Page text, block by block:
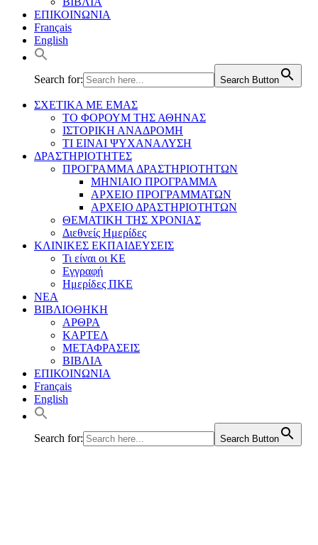
ΕΠΙΚΟΙΝΩΝΙΑ
Français
English
Search for: Search Button
ΣΧΕΤΙΚΑ ΜΕ ΕΜΑΣ
ΤΟ ΦΟΡΟΥΜ ΤΗΣ ΑΘΗΝΑΣ
ΙΣΤΟΡΙΚΗ ΑΝΑΔΡΟΜΗ
ΤΙ ΕΙΝΑΙ ΨΥΧΑΝΑΛΥΣΗ
ΔΡΑΣΤΗΡΙΟΤΗΤΕΣ
ΠΡΟΓΡΑΜΜΑ ΔΡΑΣΤΗΡΙΟΤΗΤΩΝ
ΜΗΝΙΑΙΟ ΠΡΟΓΡΑΜΜΑ
ΑΡΧΕΙΟ ΠΡΟΓΡΑΜΜΑΤΩΝ
ΑΡΧΕΙΟ ΔΡΑΣΤΗΡΙΟΤΗΤΩΝ
ΘΕΜΑΤΙΚΗ ΤΗΣ ΧΡΟΝΙΑΣ
Διεθνείς Ημερίδες
ΚΛΙΝΙΚΕΣ ΕΚΠΑΙΔΕΥΣΕΙΣ
Τι είναι οι ΚΕ
Εγγραφή
Ημερίδες ΠΚΕ
ΝΕΑ
ΒΙΒΛΙΟΘΗΚΗ
ΑΡΘΡΑ
ΚΑΡΤΕΛ
ΜΕΤΑΦΡΑΣΕΙΣ
ΒΙΒΛΙΑ
ΕΠΙΚΟΙΝΩΝΙΑ
Français
English
Search for: Search Button